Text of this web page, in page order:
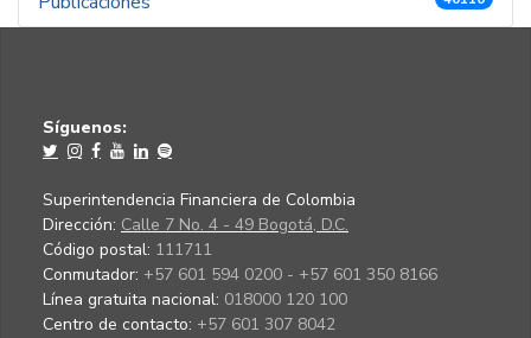
Síguenos:
Superintendencia Financiera de Colombia
Dirección: Calle 7 No. 4 - 49 Bogotá, D.C.
Código postal: 111711
Conmutador: +57 601 594 0200 - +57 601 350 8166
Línea gratuita nacional: 018000 120 100
Centro de contacto: +57 601 307 8042